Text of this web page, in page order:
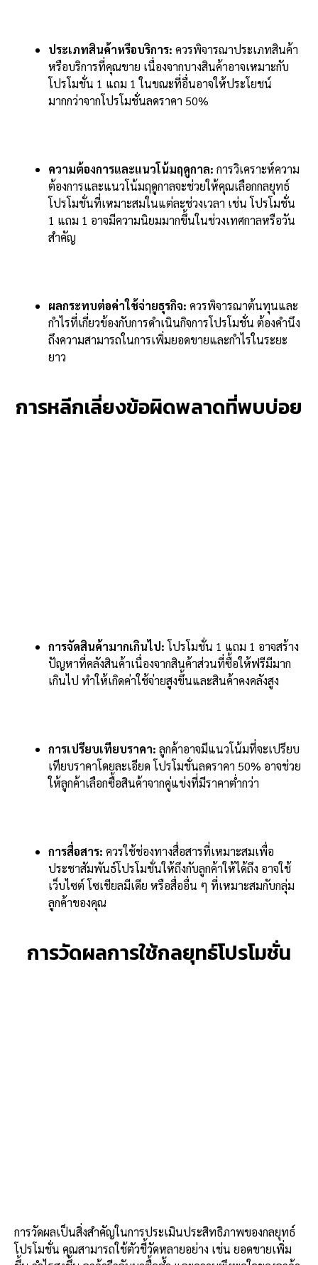
ประเภทสินค้าหรือบริการ: ควรพิจารณาประเภทสินค้า
หรือบริการที่คุณขาย เนื่องจากบางสินค้าอาจเหมาะกับ
โปรโมชั่น 1 แถม 1 ในขณะที่อื่นอาจให้ประโยชน์
มากกว่าจากโปรโมชั่นลดราคา 50%
ความต้องการและแนวโน้มฤดูกาล: การวิเคราะห์ความ
ต้องการและแนวโน้มฤดูกาลจะช่วยให้คุณเลือกกลยุทธ์
โปรโมชั่นที่เหมาะสมในแต่ละช่วงเวลา เช่น โปรโมชั่น
1 แถม 1 อาจมีความนิยมมากขึ้นในช่วงเทศกาลหรือวัน
สำคัญ
ผลกระทบต่อค่าใช้จ่ายธุรกิจ: ควรพิจารณาต้นทุนและ
กำไรที่เกี่ยวข้องกับการดำเนินกิจการโปรโมชั่น ต้องคำนึง
ถึงความสามารถในการเพิ่มยอดขายและกำไรในระยะ
ยาว
การหลีกเลี่ยงข้อผิดพลาดที่พบบ่อย
การจัดสินค้ามากเกินไป: โปรโมชั่น 1 แถม 1 อาจสร้าง
ปัญหาที่คลังสินค้าเนื่องจากสินค้าส่วนที่ซื้อให้ฟรีมีมาก
เกินไป ทำให้เกิดค่าใช้จ่ายสูงขึ้นและสินค้าคงคลังสูง
การเปรียบเทียบราคา: ลูกค้าอาจมีแนวโน้มที่จะเปรียบ
เทียบราคาโดยละเอียด โปรโมชั่นลดราคา 50% อาจช่วย
ให้ลูกค้าเลือกซื้อสินค้าจากคู่แข่งที่มีราคาต่ำกว่า
การสื่อสาร: ควรใช้ช่องทางสื่อสารที่เหมาะสมเพื่อ
ประชาสัมพันธ์โปรโมชั่นให้ถึงกับลูกค้าให้ได้ถึง อาจใช้
เว็บไซต์ โซเชียลมีเดีย หรือสื่ออื่น ๆ ที่เหมาะสมกับกลุ่ม
ลูกค้าของคุณ
การวัดผลการใช้กลยุทธ์โปรโมชั่น
การวัดผลเป็นสิ่งสำคัญในการประเมินประสิทธิภาพของกลยุทธ์
โปรโมชั่น คุณสามารถใช้ตัวชี้วัดหลายอย่าง เช่น ยอดขายเพิ่ม